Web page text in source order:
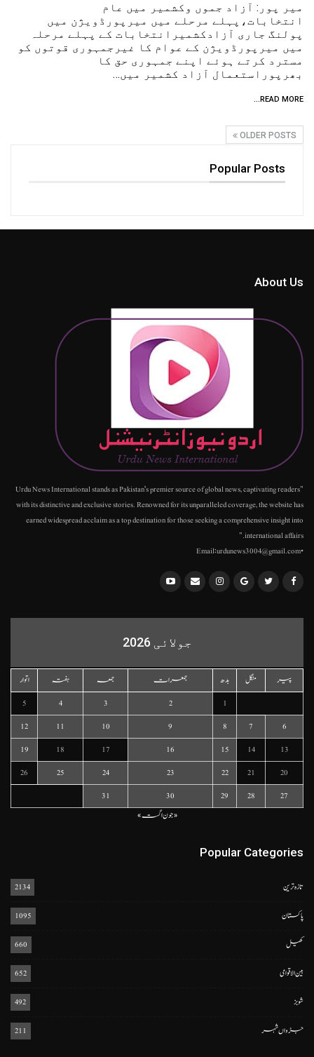
میر پور: آزاد جموں وکشمیر میں عام
انتخابات،پہلے مرحلے میں میرپورڈویژن میں
پولنگ جاری آزادکشمیرانتخابات کے پہلے مرحلہ
میں میرپورڈویژن کے عوام کا غیرجمہوری قوتوں کو
مسترد کرتے ہوئے اپنے جمہوری حق کا
بھرپوراستعمال آزاد کشمیر میں…
READ MORE...
OLDER POSTS
Popular Posts
About Us
"Urdu News International stands as Pakistan's premier source of global news, captivating readers
with its distinctive and exclusive stories. Renowned for its unparalleled coverage, the website has
earned widespread acclaim as a top destination for those seeking a comprehensive insight into
international affairs."
•Email:urdunews3004@gmail.com
جولائی 2026
پیر منگل بدھ جمعرات جمعہ ہفتہ
اتوار
1
2
3
4
5
6
7
8
9
10
11
12
13
14
15
16
17
18
19
20
21
22
23
24
25
26
27
28
29
30
31
« جوناگست »
Popular Categories
تازہ ترین 2134
پاکستان 1095
کھیل 660
بین الاقوامی 652
شوبز 492
جڑواں شہر 211